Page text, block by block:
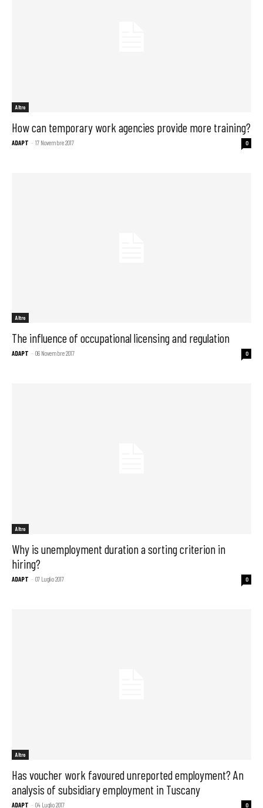
Altro
How can temporary work agencies provide more training?
ADAPT - 17 Novembre 2017 0
Altro
The influence of occupational licensing and regulation
ADAPT - 06 Novembre 2017 0
Altro
Why is unemployment duration a sorting criterion in
hiring?
ADAPT - 07 Luglio 2017 0
Altro
Has voucher work favoured unreported employment? An
analysis of subsidiary employment in Tuscany
ADAPT - 04 Luglio 2017 0